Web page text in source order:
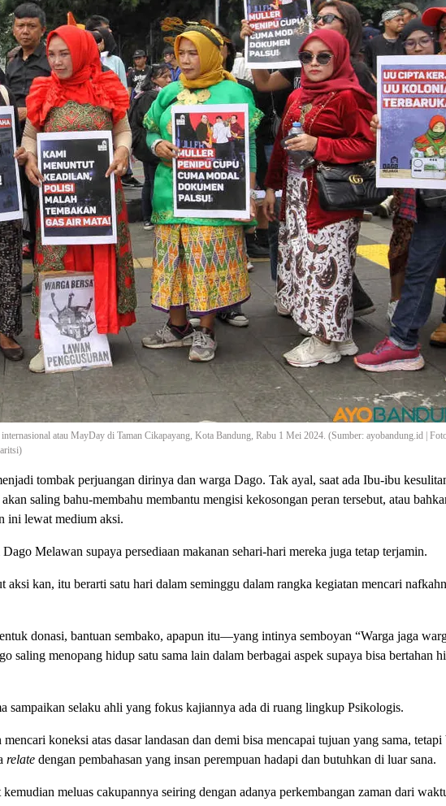
atau MayDay di Taman Cikapayang, Kota Bandung, Rabu 1 Mei 2024. (Sumber: ayobandung.id |
tombak perjuangan dirinya dan warga Dago. Tak ayal, saat ada Ibu-ibu
saling bahu-membahu membantu mengisi kekosongan peran tersebut, atau
ini lewat medium aksi.
Melawan supaya persediaan makanan sehari-hari mereka juga tetap terjamin.
kan, itu berarti satu hari dalam seminggu dalam rangka kegiatan mencari
donasi, bantuan sembako, apapun itu—yang intinya semboyan “Warga jaga
menopang hidup satu sama lain dalam berbagai aspek supaya bisa bertahan
sampaikan selaku ahli yang fokus kajiannya ada di ruang lingkup Psikologis.
koneksi atas dasar landasan dan demi bisa mencapai tujuan yang sama, tetapi
relate dengan pembahasan yang insan perempuan hadapi dan butuhkan di luar sana.
meluas cakupannya seiring dengan adanya perkembangan zaman dari